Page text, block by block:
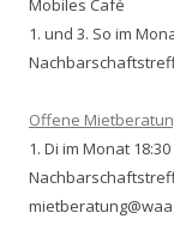
Mobiles Café
1. und 3. So im
Offene
1. Di im Monat